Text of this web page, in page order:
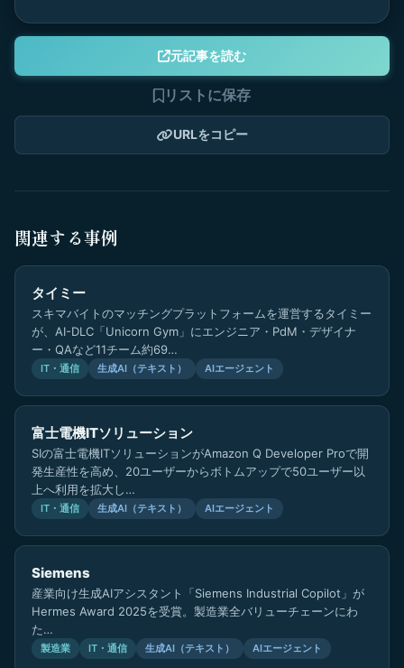
元記事を読む
リストに保存
URLをコピー
関連する事例
タイミー
スキマバイトのマッチングプラットフォームを運営するタイミー
が、AI-DLC「Unicorn Gym」にエンジニア・PdM・デザイナ
ー・QAなど11チーム約69…
IT・通信 生成AI（テキスト） AIエージェント
富士電機ITソリューション
SIの富士電機ITソリューションがAmazon Q Developer Proで開
発生産性を高め、20ユーザーからボトムアップで50ユーザー以
上へ利用を拡大し…
IT・通信 生成AI（テキスト） AIエージェント
Siemens
産業向け生成AIアシスタント「Siemens Industrial Copilot」が
Hermes Award 2025を受賞。製造業全バリューチェーンにわ
た…
製造業 IT・通信 生成AI（テキスト） AIエージェント